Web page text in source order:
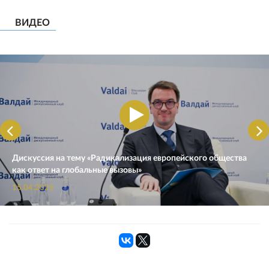
ВИДЕО
Дискуссия на тему «Радикализация европейского общества
как ответ на глобальные вызовы»
15.04.2025